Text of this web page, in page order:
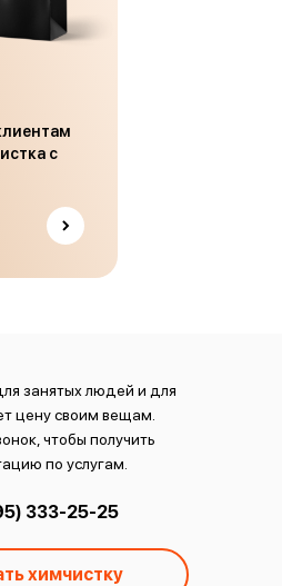
с
занятых людей и для
цену своим вещам.
чтобы получить
по услугам.
333-25-25
химчистку